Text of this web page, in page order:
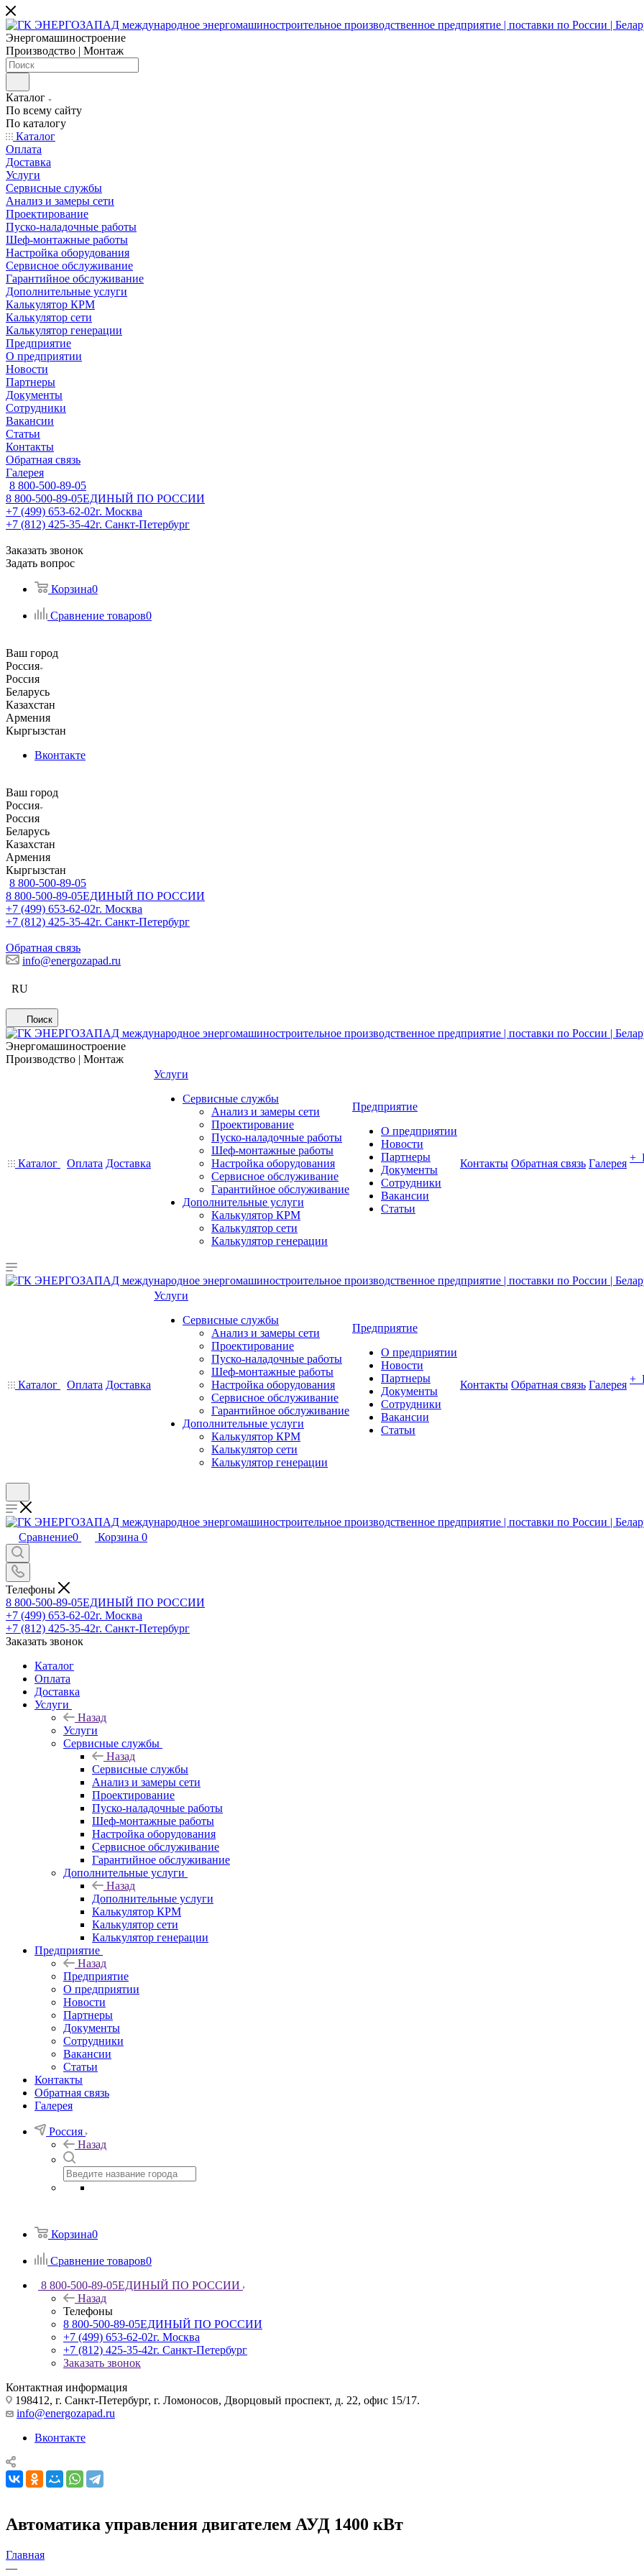
Энергомашиностроение
Производство | Монтаж
Каталог
По всему сайту
По каталогу
Каталог
Оплата
Доставка
Услуги
Сервисные службы
Анализ и замеры сети
Проектирование
Пуско-наладочные работы
Шеф-монтажные работы
Настройка оборудования
Сервисное обслуживание
Гарантийное обслуживание
Дополнительные услуги
Калькулятор КРМ
Калькулятор сети
Калькулятор генерации
Предприятие
О предприятии
Новости
Партнеры
Документы
Сотрудники
Вакансии
Статьи
Контакты
Обратная связь
Галерея
8 800-500-89-05
8 800-500-89-05ЕДИНЫЙ ПО РОССИИ
+7 (499) 653-62-02г. Москва
+7 (812) 425-35-42г. Санкт-Петербург
Заказать звонок
Задать вопрос
Корзина0
Сравнение товаров0
Ваш город
Россия
Россия
Беларусь
Казахстан
Армения
Кыргызстан
Вконтакте
Ваш город
Россия
Россия
Беларусь
Казахстан
Армения
Кыргызстан
8 800-500-89-05
8 800-500-89-05ЕДИНЫЙ ПО РОССИИ
+7 (499) 653-62-02г. Москва
+7 (812) 425-35-42г. Санкт-Петербург
Обратная связь
info@energozapad.ru
RU
Поиск
Энергомашиностроение
Производство | Монтаж
Каталог Оплата Доставка
Услуги
Сервисные службы
Анализ и замеры сети
Проектирование
Пуско-наладочные работы
Шеф-монтажные работы
Настройка оборудования
Сервисное обслуживание
Гарантийное обслуживание
Дополнительные услуги
Калькулятор КРМ
Калькулятор сети
Калькулятор генерации
Предприятие
О предприятии
Новости
Партнеры
Документы
Сотрудники
Вакансии
Статьи
Контакты Обратная связь Галерея +
Каталог Оплата Доставка
Услуги
Сервисные службы
Анализ и замеры сети
Проектирование
Пуско-наладочные работы
Шеф-монтажные работы
Настройка оборудования
Сервисное обслуживание
Гарантийное обслуживание
Дополнительные услуги
Калькулятор КРМ
Калькулятор сети
Калькулятор генерации
Предприятие
О предприятии
Новости
Партнеры
Документы
Сотрудники
Вакансии
Статьи
Контакты Обратная связь Галерея +
Сравнение0 Корзина 0
Телефоны
8 800-500-89-05ЕДИНЫЙ ПО РОССИИ
+7 (499) 653-62-02г. Москва
+7 (812) 425-35-42г. Санкт-Петербург
Заказать звонок
Каталог
Оплата
Доставка
Услуги
Назад
Услуги
Сервисные службы
Назад
Сервисные службы
Анализ и замеры сети
Проектирование
Пуско-наладочные работы
Шеф-монтажные работы
Настройка оборудования
Сервисное обслуживание
Гарантийное обслуживание
Дополнительные услуги
Назад
Дополнительные услуги
Калькулятор КРМ
Калькулятор сети
Калькулятор генерации
Предприятие
Назад
Предприятие
О предприятии
Новости
Партнеры
Документы
Сотрудники
Вакансии
Статьи
Контакты
Обратная связь
Галерея
Россия
Назад
Корзина0
Сравнение товаров0
8 800-500-89-05ЕДИНЫЙ ПО РОССИИ
Назад
Телефоны
8 800-500-89-05ЕДИНЫЙ ПО РОССИИ
+7 (499) 653-62-02г. Москва
+7 (812) 425-35-42г. Санкт-Петербург
Заказать звонок
Контактная информация
198412, г. Санкт-Петербург, г. Ломоносов, Дворцовый проспект, д. 22, офис 15/17.
info@energozapad.ru
Вконтакте
Автоматика управления двигателем АУД 1400 кВт
Главная
—